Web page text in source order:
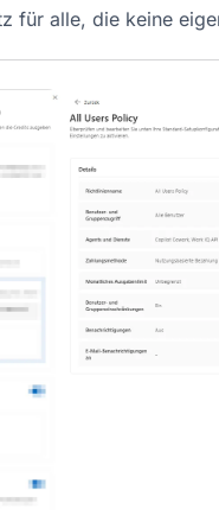
für alle, die keine